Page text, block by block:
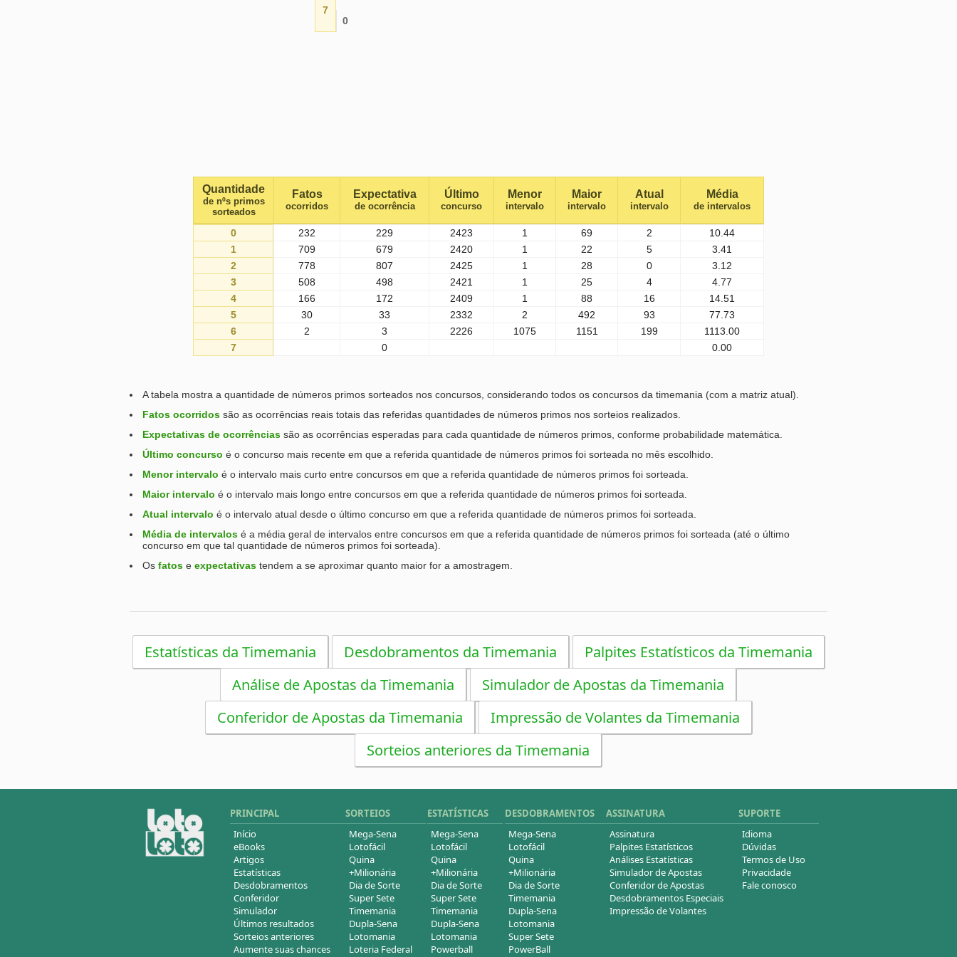
7
0
Quantidade
de nºs primos
sorteados
Fatos
ocorridos
Expectativa
de ocorrência
Último
concurso
Menor
intervalo
Maior
intervalo
Atual
intervalo
Média
de intervalos
0 232 229 2423 1 69 2
10.44
1
709 679 2420 1 22 5
3.41
2
778 807 2425 1 28 0
3.12
3
508 498 2421 1 25 4
4.77
4
166 172 2409 1 88 16
14.51
5
30 33 2332 2 492 93
77.73
6
2 3 2226 1075 1151 199
1113.00
7
0 0.00
A tabela mostra a quantidade de números primos sorteados nos concursos, considerando todos os concursos da timemania (com a matriz atual).
Fatos ocorridos são as ocorrências reais totais das referidas quantidades de números primos nos sorteios realizados.
Expectativas de ocorrências são as ocorrências esperadas para cada quantidade de números primos, conforme probabilidade matemática.
Último concurso é o concurso mais recente em que a referida quantidade de números primos foi sorteada no mês escolhido.
Menor intervalo é o intervalo mais curto entre concursos em que a referida quantidade de números primos foi sorteada.
Maior intervalo é o intervalo mais longo entre concursos em que a referida quantidade de números primos foi sorteada.
Atual intervalo é o intervalo atual desde o último concurso em que a referida quantidade de números primos foi sorteada.
Média de intervalos é a média geral de intervalos entre concursos em que a referida quantidade de números primos foi sorteada (até o último
concurso em que tal quantidade de números primos foi sorteada).
Os fatos e expectativas tendem a se aproximar quanto maior for a amostragem.
Estatísticas da Timemania Desdobramentos da Timemania
Palpites Estatísticos da Timemania
Análise de Apostas da Timemania
Simulador de Apostas da Timemania
Conferidor de Apostas da Timemania
Impressão de Volantes da Timemania
Sorteios anteriores da Timemania
PRINCIPAL
Início
eBooks
Artigos
Estatísticas
Desdobramentos
Conferidor
Simulador
Últimos resultados
Sorteios anteriores
Aumente suas chances
SORTEIOS
Mega-Sena
Lotofácil
Quina
+Milionária
Dia de Sorte
Super Sete
Timemania
Dupla-Sena
Lotomania
Loteria Federal
ESTATÍSTICAS
Mega-Sena
Lotofácil
Quina
+Milionária
Dia de Sorte
Super Sete
Timemania
Dupla-Sena
Lotomania
Powerball
DESDOBRAMENTOS
Mega-Sena
Lotofácil
Quina
+Milionária
Dia de Sorte
Timemania
Dupla-Sena
Lotomania
Super Sete
PowerBall
ASSINATURA
Assinatura
Palpites Estatísticos
Análises Estatísticas
Simulador de Apostas
Conferidor de Apostas
Desdobramentos Especiais
Impressão de Volantes
SUPORTE
Idioma
Dúvidas
Termos de Uso
Privacidade
Fale conosco